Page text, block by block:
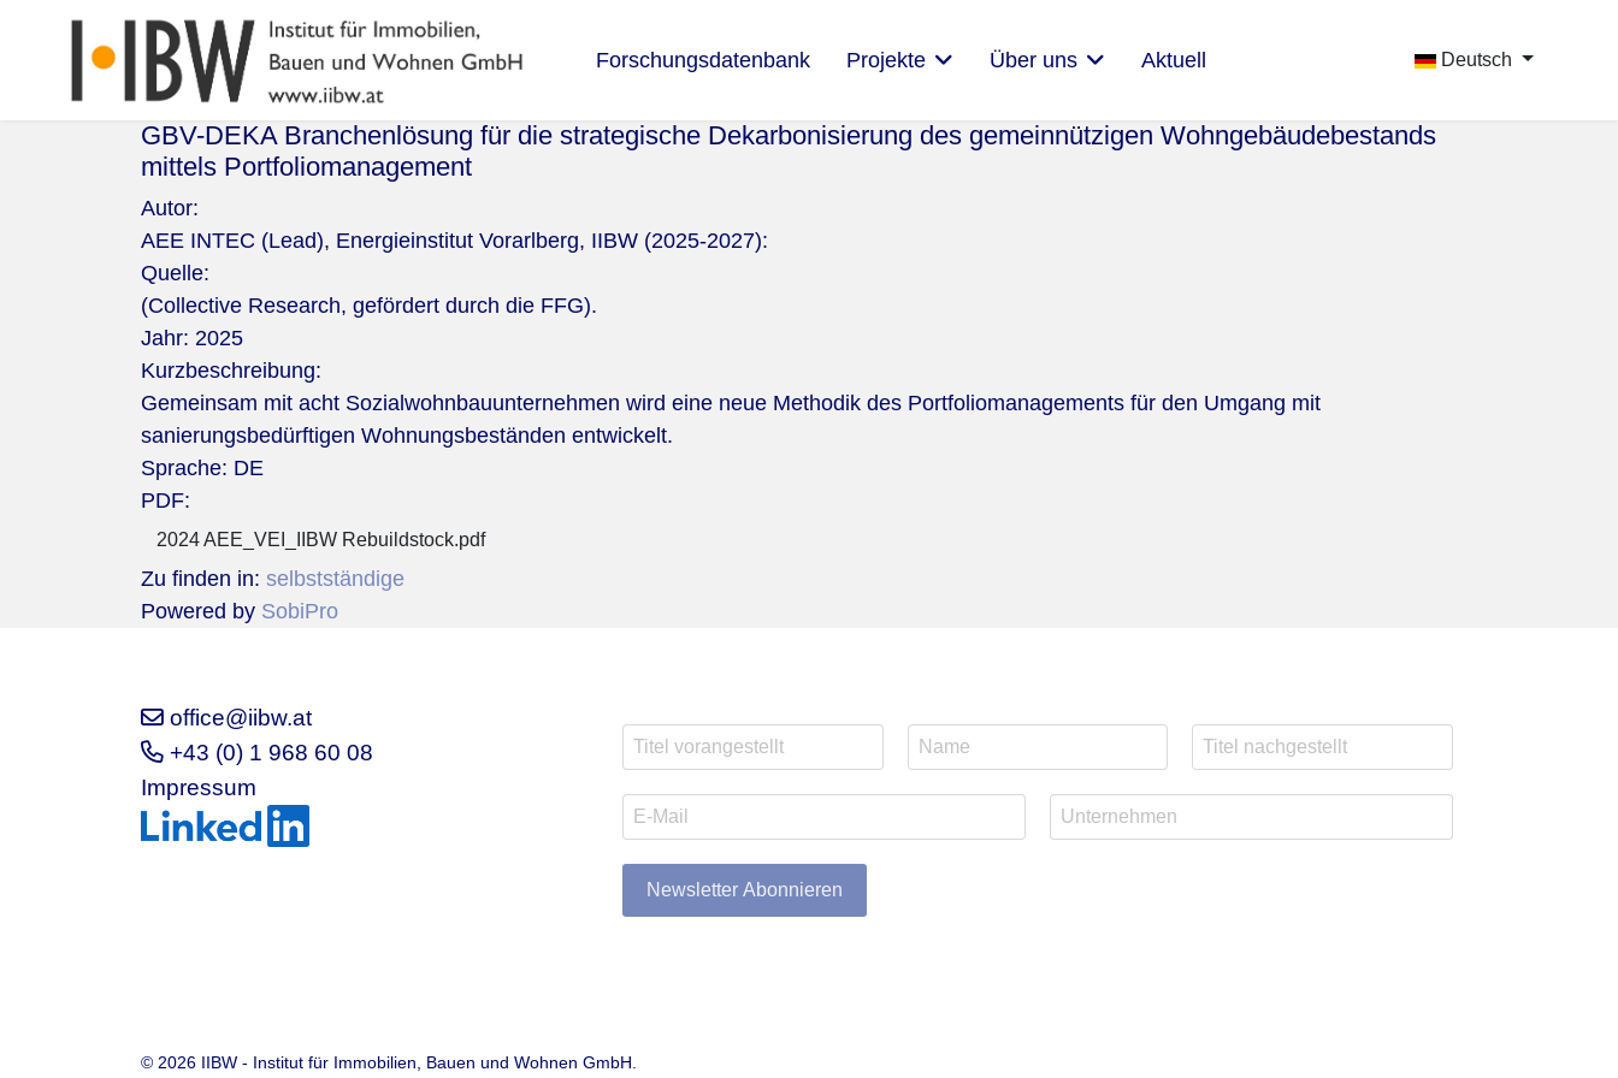
Forschungsdatenbank Projekte Über uns Aktuell Deutsch
GBV-DEKA Branchenlösung für die strategische Dekarbonisierung des gemeinnützigen Wohngebäudebestands
mittels Portfoliomanagement
Autor:
AEE INTEC (Lead), Energieinstitut Vorarlberg, IIBW (2025-2027):
Quelle:
(Collective Research, gefördert durch die FFG).
Jahr: 2025
Kurzbeschreibung:
Gemeinsam mit acht Sozialwohnbauunternehmen wird eine neue Methodik des Portfoliomanagements für den Umgang mit
sanierungsbedürftigen Wohnungsbeständen entwickelt.
Sprache: DE
PDF:
2024 AEE_VEI_IIBW Rebuildstock.pdf
Zu finden in: selbstständige
Powered by SobiPro
office@iibw.at
+43 (0) 1 968 60 08
Impressum
Newsletter Abonnieren
© 2026 IIBW - Institut für Immobilien, Bauen und Wohnen GmbH.